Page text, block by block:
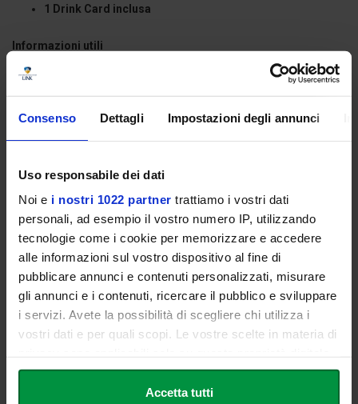
Consenso Dettagli Impostazioni degli annunci
Uso responsabile dei dati
Noi e i nostri 1022 partner trattiamo i vostri dati
personali, ad esempio il vostro numero IP, utilizzando
tecnologie come i cookie per memorizzare e accedere
alle informazioni sul vostro dispositivo al fine di
pubblicare annunci e contenuti personalizzati, misurare
gli annunci e i contenuti, ricercare il pubblico e sviluppare
i servizi. Avete la possibilità di scegliere chi utilizza i
vostri dati e per quali scopi. Le vostre scelte in materia di
in cui avete effettuato le vostre scelte. È possibile
modificare o revocare il proprio consenso in qualsiasi
Accetta tutti
1 Drink Card inclusa
Informazioni utili
Ogni studente o studentessa Link può partecipare con1
esclusivamente con l'indirizzo e-mail
istituzionale@linkstudents.
laurea, anno di iscrizione e numero di matricola.
+ accompagnatore), inserendo i dati di entrambi.
Accesso all'evento
L'ingresso sarà consentito esclusivamente ai partecipanti
correttamente registrati. All'entrata verranno effettuate verifiche
nominative sulle liste degli accreditati. Gli accompagnatori
dovranno presentarsi insieme allo studente o alla studentessa che
ha effettuato la registrazione.
I posti sono limitati.